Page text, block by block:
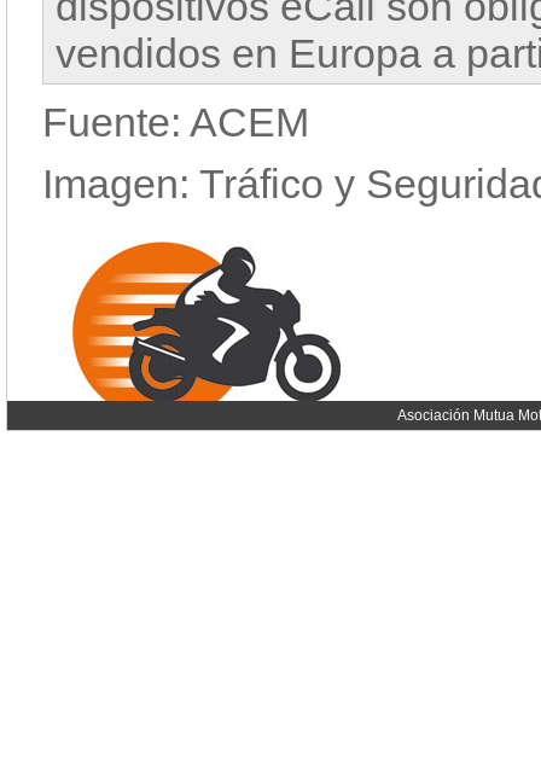
vendidos en Europa a
Fuente: ACEM
Imagen: Tráfico y
Asociación Mutua